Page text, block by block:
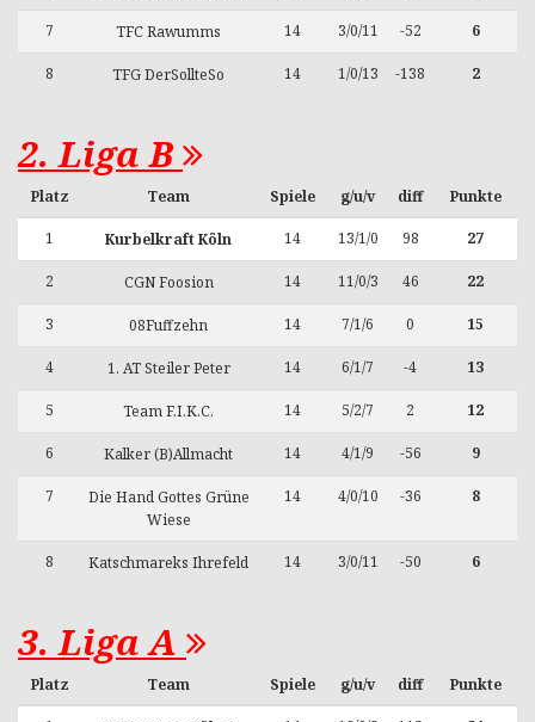
7 TFC Rawumms 14 3/0/11 -52 6
8 TFG DerSollteSo 14 1/0/13 -138 2
2. Liga B
Platz Team Spiele g/u/v diff Punkte
1 Kurbelkraft Köln 14 13/1/0 98 27
2 CGN Foosion 14 11/0/3 46 22
3 08Fuffzehn 14 7/1/6 0 15
4 1. AT Steiler Peter 14 6/1/7 -4 13
5 Team F.I.K.C. 14 5/2/7 2 12
6 Kalker (B)Allmacht 14 4/1/9 -56 9
7
Die Hand Gottes Grüne
Wiese
14 4/0/10 -36 8
8 Katschmareks Ihrefeld 14 3/0/11 -50 6
3. Liga A
Platz Team Spiele g/u/v diff Punkte